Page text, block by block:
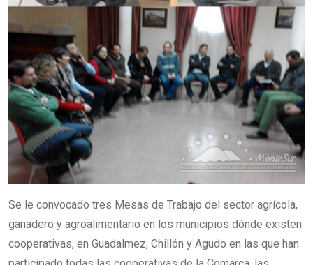
Se le convocado tres Mesas de Trabajo del sector agrícola,
ganadero y agroalimentario en los municipios dónde existen
cooperativas, en Guadalmez, Chillón y Agudo en las que han